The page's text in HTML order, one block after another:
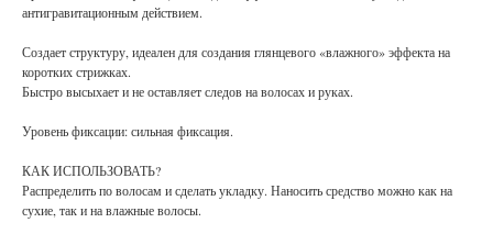
антигравитационным действием.
Создает структуру, идеален для создания глянцевого «влажного» эффекта на
коротких стрижках.
Быстро высыхает и не оставляет следов на волосах и руках.
Уровень фиксации: сильная фиксация.
КАК ИСПОЛЬЗОВАТЬ?
Распределить по волосам и сделать укладку. Наносить средство можно как на
сухие, так и на влажные волосы.